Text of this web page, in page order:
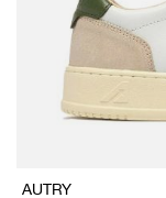
AUTRY